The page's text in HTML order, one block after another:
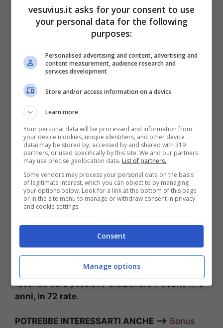
Molti contribuente, a causa della crisi
economica che stiamo vivendo, si trovano in
serie difficoltàe non riescono a mettersi in pari
con laregolarizzazione dei pagamenti.
Tuttavia vi sono alcune utili soluzioniche ci
permetteranno di pagare con più calma.
domanda di rateizzazioneall’Agenzia
dell’Entrate. Importante però è che la richiesta
venga inoltrataentro il 31 dicembre, per tutte le
cartelle esattoriali inferiori a100 mila euro
facendo sarà possibile dilazionare il debito in6
anni, in 72 rate.
POTREBBE INTERESSARTI ANCHE —> Bonus
vesuvius.it asks for your consent to use
your personal data for the following
purposes:
Personalised advertising and content, advertising and
content measurement, audience research and
services development
Store and/or access information on a device
Learn more
Your personal data will be processed and information from
your device (cookies, unique identifiers, and other device
data) may be stored by, accessed by and shared with 319
partners, or used specifically by this site. We and our partners
may use precise geolocation data. List of partners.
Some vendors may process your personal data on the basis
of legitimate interest, which you can object to by managing
your options below. Look for a link at the bottom of this page
or in the site menu to manage or withdraw consent in privacy
and cookie settings.
Consent
Manage options